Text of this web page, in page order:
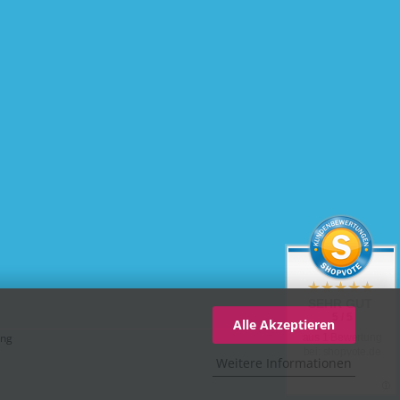
Alle Akzeptieren
Weitere Informationen
SEHR GUT